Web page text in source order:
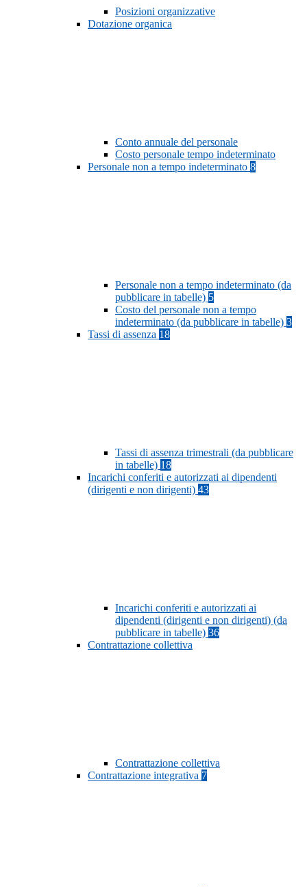
Posizioni organizzative
Dotazione organica
Conto annuale del personale
Costo personale tempo indeterminato
Personale non a tempo indeterminato 8
Personale non a tempo indeterminato (da
pubblicare in tabelle) 5
Costo del personale non a tempo
indeterminato (da pubblicare in tabelle) 3
Tassi di assenza 18
Tassi di assenza trimestrali (da pubblicare
in tabelle) 18
Incarichi conferiti e autorizzati ai dipendenti
(dirigenti e non dirigenti) 43
Incarichi conferiti e autorizzati ai
dipendenti (dirigenti e non dirigenti) (da
pubblicare in tabelle) 36
Contrattazione collettiva
Contrattazione collettiva
Contrattazione integrativa 7